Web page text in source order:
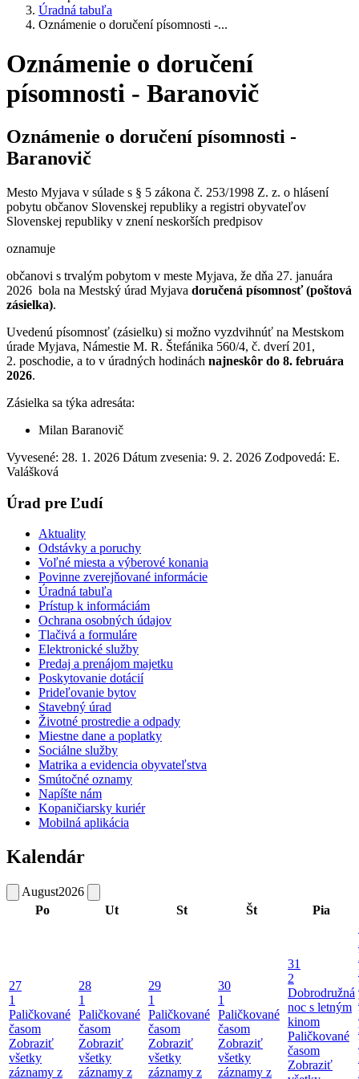
Úradná tabuľa
Oznámenie o doručení písomnosti -...
Oznámenie o doručení
písomnosti - Baranovič
Oznámenie o doručení písomnosti -
Baranovič
Mesto Myjava v súlade s § 5 zákona č. 253/1998 Z. z. o hlásení
pobytu občanov Slovenskej republiky a registri obyvateľov
Slovenskej republiky v znení neskorších predpisov
oznamuje
občanovi s trvalým pobytom v meste Myjava, že dňa 27. januára
2026 bola na Mestský úrad Myjava doručená písomnosť (poštová
zásielka).
Uvedenú písomnosť (zásielku) si možno vyzdvihnúť na Mestskom
úrade Myjava, Námestie M. R. Štefánika 560/4, č. dverí 201,
2. poschodie, a to v úradných hodinách najneskôr do 8. februára
2026.
Zásielka sa týka adresáta:
Milan Baranovič
Vyvesené: 28. 1. 2026 Dátum zvesenia: 9. 2. 2026 Zodpovedá: E.
Valášková
Úrad pre Ľudí
Aktuality
Odstávky a poruchy
Voľné miesta a výberové konania
Povinne zverejňované informácie
Úradná tabuľa
Prístup k informáciám
Ochrana osobných údajov
Tlačivá a formuláre
Elektronické služby
Predaj a prenájom majetku
Poskytovanie dotácií
Prideľovanie bytov
Stavebný úrad
Životné prostredie a odpady
Miestne dane a poplatky
Sociálne služby
Matrika a evidencia obyvateľstva
Smútočné oznamy
Napíšte nám
Kopaničiarsky kuriér
Mobilná aplikácia
Kalendár
August2026
Po
Ut St Št Pia
27
1
Paličkované
časom
Zobraziť
všetky
záznamy z
28
1
Paličkované
časom
Zobraziť
všetky
záznamy z
29
1
Paličkované
časom
Zobraziť
všetky
záznamy z
30
1
Paličkované
časom
Zobraziť
všetky
záznamy z
31
2
Dobrodružná
noc s letným
kinom
Paličkované
časom
Zobraziť